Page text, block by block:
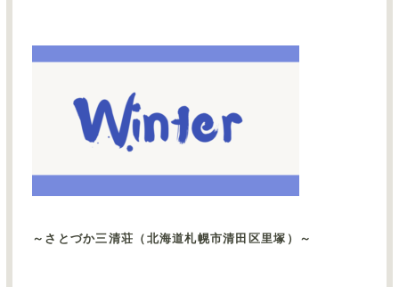
～さとづか三清荘（北海道札幌市清田区里塚）～